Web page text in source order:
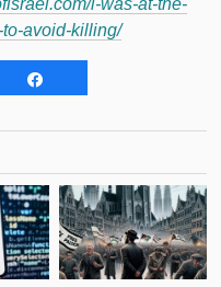
avoid-killing/